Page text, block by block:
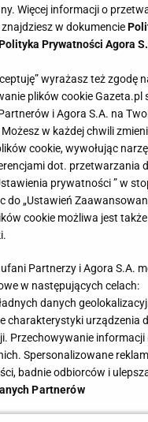
33 minuty po
na korcie dwie
które z
wspólnego. Było
kibice ubrani byli w
na jednym z
dochodzi do takich
imprezy z
zawodnikom i
i... koncert
dlaczego Świątek
mecz na Foro Italico z
cofnąć się do planu
Więcej informacji o
w dokumencie
Prywatności Agora
wyrażasz też zgodę
plików cookie Gazeta.pl
i Agora S.A. na
w każdej chwili
cookie, wywołując
dot. przetwarzania
prywatności ” w
do „Ustawień
cookie możliwa jest
Partnerzy i Agora S.A.
w następujących celach:
danych
charakterystyki urządzenia
Przechowywanie informacji
Spersonalizowane
badnie odbiorców i
Partnerów